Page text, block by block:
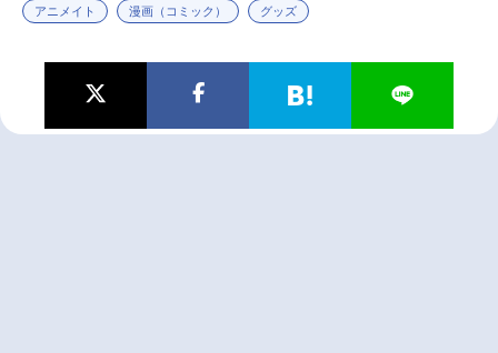
アニメイト 漫画（コミック） グッズ